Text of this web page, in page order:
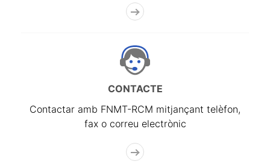
CONTACTE
Contactar amb FNMT-RCM mitjançant telèfon,
fax o correu electrònic